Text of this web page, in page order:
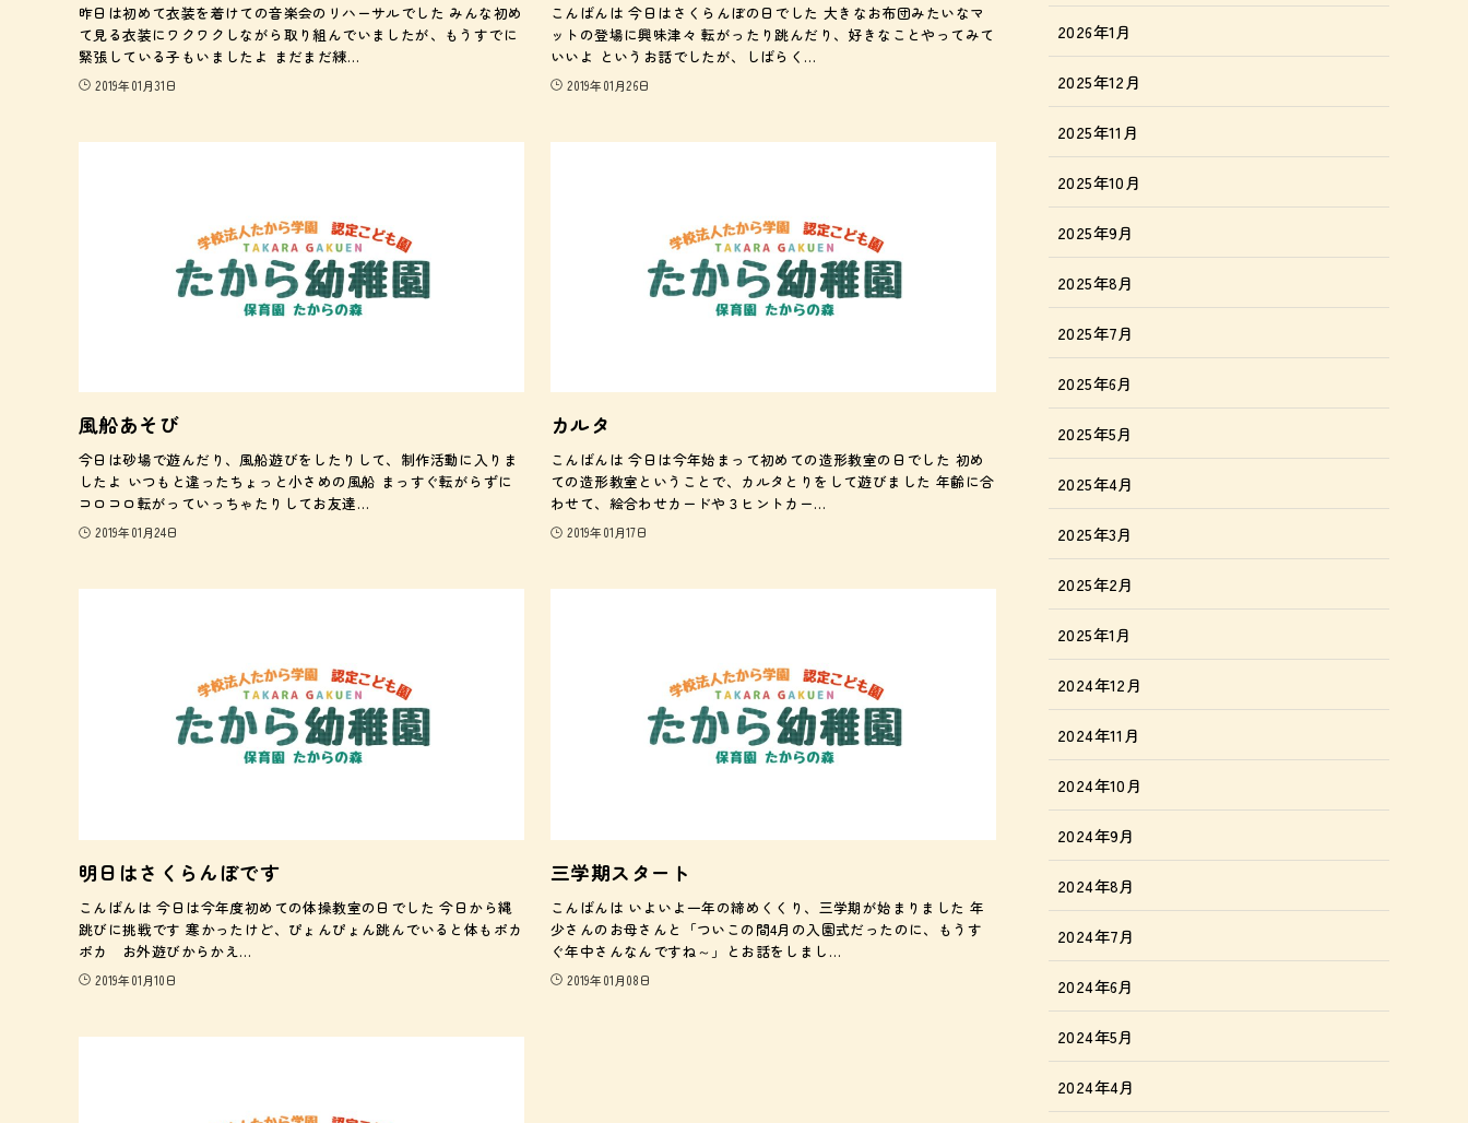
昨日は初めて衣装を着けての音楽会のリハーサルでした みんな初め
て見る衣装にワクワクしながら取り組んでいましたが、もうすでに
緊張している子もいましたよ まだまだ練…
2019年01月31日
こんばんは 今日はさくらんぼの日でした 大きなお布団みたいなマ
ットの登場に興味津々 転がったり跳んだり、好きなことやってみて
いいよ というお話でしたが、しばらく…
2019年01月26日
風船あそび
今日は砂場で遊んだり、風船遊びをしたりして、制作活動に入りま
したよ いつもと違ったちょっと小さめの風船 まっすぐ転がらずに
コロコロ転がっていっちゃたりしてお友達…
2019年01月24日
カルタ
こんばんは 今日は今年始まって初めての造形教室の日でした 初め
ての造形教室ということで、カルタとりをして遊びました 年齢に合
わせて、絵合わせカードや３ヒントカー…
2019年01月17日
明日はさくらんぼです
こんばんは 今日は今年度初めての体操教室の日でした 今日から縄
跳びに挑戦です 寒かったけど、ぴょんぴょん跳んでいると体もポカ
ポカ お外遊びからかえ…
2019年01月10日
三学期スタート
こんばんは いよいよ一年の締めくくり、三学期が始まりました 年
少さんのお母さんと「ついこの間4月の入園式だったのに、もうす
ぐ年中さんなんですね～」とお話をしまし…
2019年01月08日
2026年1月
2025年12月
2025年11月
2025年10月
2025年9月
2025年8月
2025年7月
2025年6月
2025年5月
2025年4月
2025年3月
2025年2月
2025年1月
2024年12月
2024年11月
2024年10月
2024年9月
2024年8月
2024年7月
2024年6月
2024年5月
2024年4月